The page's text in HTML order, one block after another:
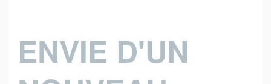
ENVIE D'UN